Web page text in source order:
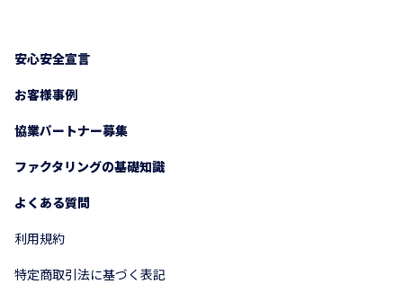
安心安全宣言
お客様事例
協業パートナー募集
ファクタリングの基礎知識
よくある質問
利用規約
特定商取引法に基づく表記